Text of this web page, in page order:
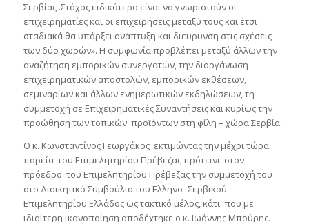
Σερβίας .Στόχος ειδικότερα είναι να γνωριστούν οι
επιχειρηματίες και οι επιχειρήσεις μεταξύ τους και έτσι
σταδιακά θα υπάρξει ανάπτυξη και διευρυνση στις σχέσεις
των δύο χωρών». Η συμφωνία προβλέπει μεταξύ άλλων την
αναζήτηση εμπορικών συνεργατών, την διοργάνωση
επιχειρηματικών αποστολών, εμπορικών εκθέσεων,
σεμιναρίων και άλλων ενημερωτικών εκδηλώσεων, τη
συμμετοχή σε Επιχειρηματικές Συναντήσεις και κυρίως την
προώθηση των τοπικών προϊόντων στη φίλη – χώρα Σερβία.
Ο κ. Κωνσταντίνος Γεωργάκος εκτιμώντας την μέχρι τώρα
πορεία του Επιμελητηρίου Πρέβεζας πρότεινε στον
πρόεδρο του Επιμελητηρίου Πρέβεζας την συμμετοχή του
στο Διοικητικό Συμβούλιο του Ελληνο- Σερβικού
Επιμελητηρίου Ελλάδος ως τακτικό μέλος, κάτι που με
ιδιαίτερη ικανοποίηση αποδέχτηκε ο κ. Ιωάννης Μπούρης.